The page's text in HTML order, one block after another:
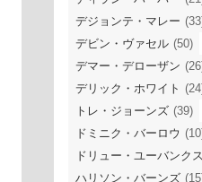
デジョンテ・マレー
デビン・ヴァセル (50)
デマー・デローザン
デリック・ホワイト
トレ・ジョーンズ (39)
ドミニク・バーロウ
ドリュー・ユーバンクス
ハリソン・バーンズ